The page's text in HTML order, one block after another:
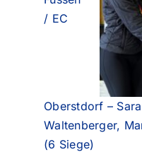
/ EC
Oberstdorf –
Waltenberger,
(6 Siege)